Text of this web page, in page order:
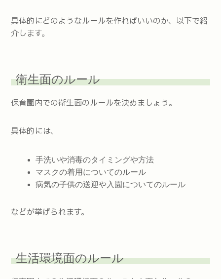
具体的にどのようなルールを作ればいいのか、以下で紹
介します。
衛生面のルール
保育園内での衛生面のルールを決めましょう。
具体的には、
手洗いや消毒のタイミングや方法
マスクの着用についてのルール
病気の子供の送迎や入園についてのルール
などが挙げられます。
生活環境面のルール